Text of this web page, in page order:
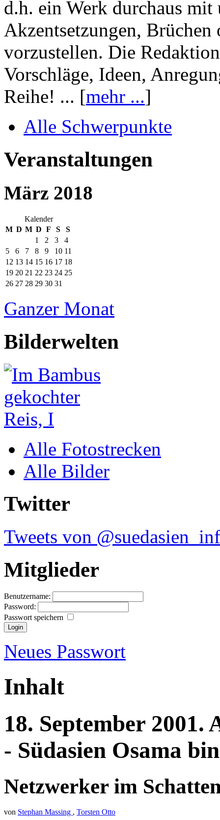
d.h. ein Werk durchaus mit
Akzentsetzungen, Brüchen
vorzustellen. Die
Vorschläge, Ideen,
Reihe! ... [mehr ...]
Alle Schwerpunkte
Veranstaltungen
März 2018
Kalender
M D M D F S
S
1
2 3
4
5
6 7 8 9 10 11
12 13 14 15 16 17 18
19 20 21 22 23 24 25
26 27 28 29 30 31
Ganzer Monat
Bilderwelten
Alle Fotostrecken
Alle Bilder
Twitter
Tweets von
Mitglieder
Benutzername:
Password:
Passwort speichern
Neues Passwort
Inhalt
18. September 2001.
- Südasien Osama
Netzwerker im
von Stephan Massing , Torsten Otto